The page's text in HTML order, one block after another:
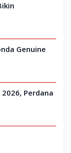
Genuine
2026, Perdana